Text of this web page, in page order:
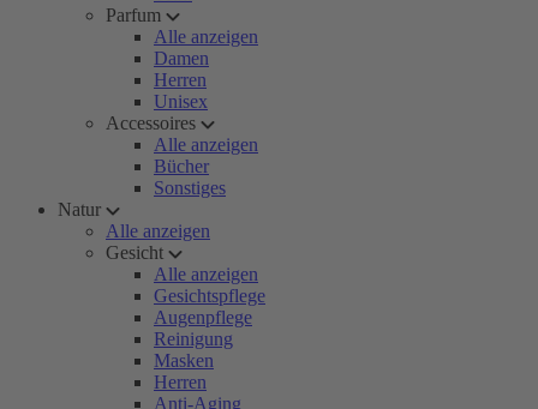
Parfum
Alle anzeigen
Damen
Herren
Unisex
Accessoires
Alle anzeigen
Bücher
Sonstiges
Natur
Alle anzeigen
Gesicht
Alle anzeigen
Gesichtspflege
Augenpflege
Reinigung
Masken
Herren
Anti-Aging